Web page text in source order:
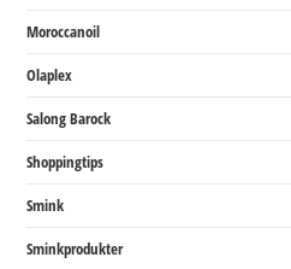
Moroccanoil
Olaplex
Salong Barock
Shoppingtips
Smink
Sminkprodukter